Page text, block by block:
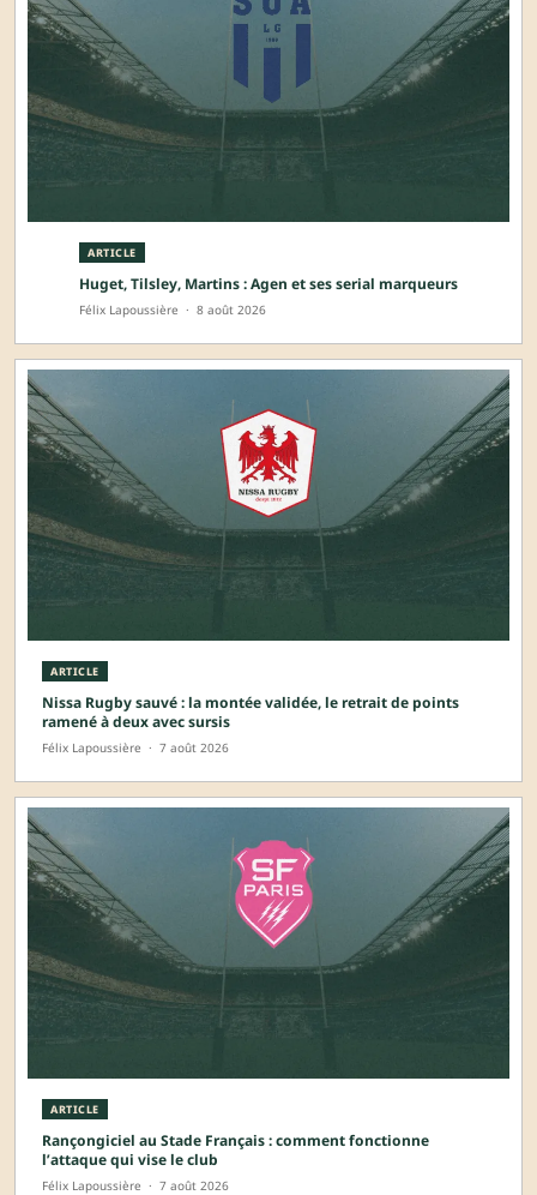
ARTICLE
Huget, Tilsley, Martins : Agen et ses serial marqueurs
Félix Lapoussière · 8 août 2026
ARTICLE
Nissa Rugby sauvé : la montée validée, le retrait de points
ramené à deux avec sursis
Félix Lapoussière · 7 août 2026
ARTICLE
Rançongiciel au Stade Français : comment fonctionne
l’attaque qui vise le club
Félix Lapoussière · 7 août 2026